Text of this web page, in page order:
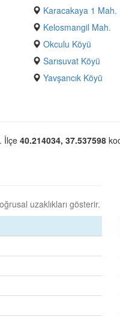
Karacakaya 1 Mah.
Kelosmangil Mah.
Okculu Köyü
Sarısuvat Köyü
Yavşancık Köyü
İlçe 40.214034, 37.537598
uzaklıkları gösterir.